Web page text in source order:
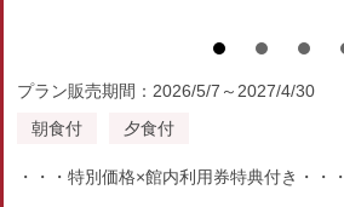
プラン販売期間：2026/5/7～2027/4/30
朝食付
夕食付
・・・特別価格×館内利用券特典付き・・・